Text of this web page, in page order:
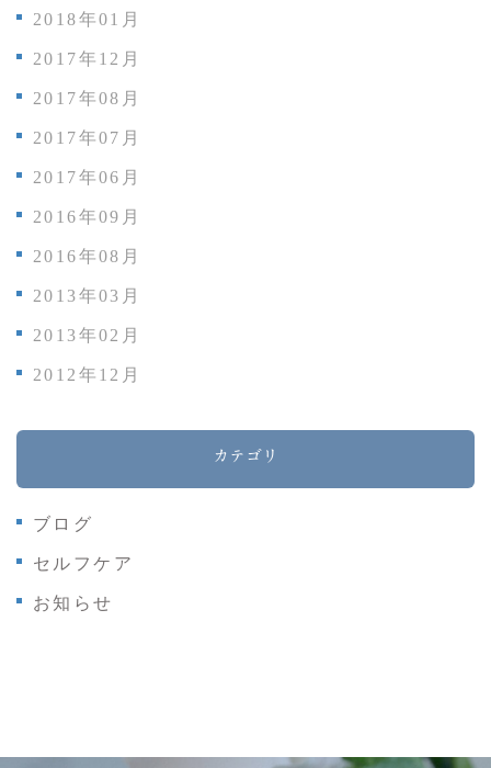
2018年01月
2017年12月
2017年08月
2017年07月
2017年06月
2016年09月
2016年08月
2013年03月
2013年02月
2012年12月
カテゴリ
ブログ
セルフケア
お知らせ